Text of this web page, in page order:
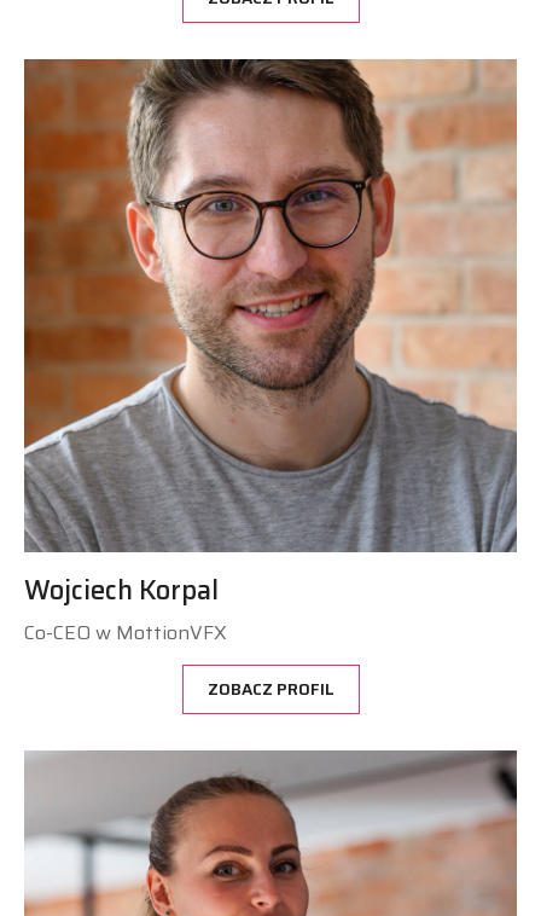
Wojciech Korpal
Co-CEO w MottionVFX
ZOBACZ PROFIL